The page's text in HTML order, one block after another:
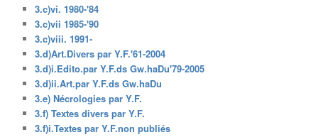
3.c)vi. 1980-'84
3.c)vii 1985-'90
3.c)viii. 1991-
3.d)Art.Divers par Y.F.'61-2004
3.d)i.Edito.par Y.F.ds Gw.haDu'79-2005
3.d)ii.Art.par Y.F.ds Gw.haDu
3.e) Nécrologies par Y.F.
3.f) Textes divers par Y.F.
3.f)i.Textes par Y.F.non publiés